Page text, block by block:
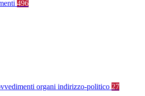
496
organi indirizzo-politico 27